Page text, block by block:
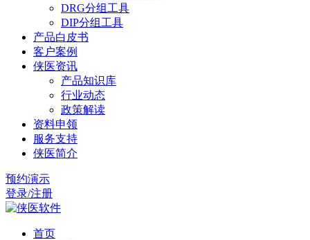
DRG分组工具
DIP分组工具
产品白皮书
客户案例
侠医资讯
产品知识库
行业动态
政策解读
资料申领
服务支持
侠医简介
预约演示
登录/注册
首页